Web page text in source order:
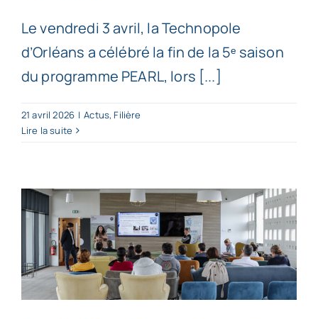
Le vendredi 3 avril, la Technopole
d’Orléans a célébré la fin de la 5ᵉ saison
du programme PEARL, lors [...]
21 avril 2026 | Actus, Filière
Lire la suite